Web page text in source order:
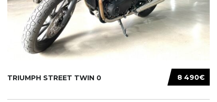
8 490€
TRIUMPH STREET TWIN 0